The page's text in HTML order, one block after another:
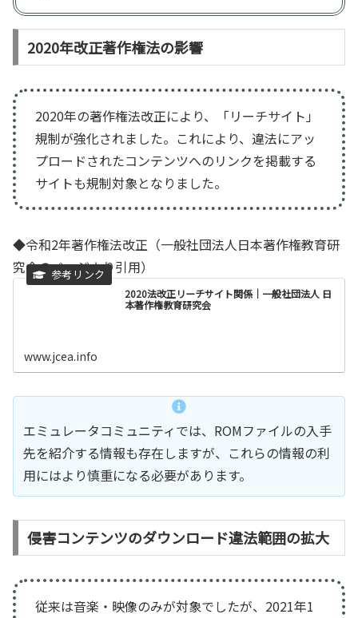
2020年改正著作権法の影響
2020年の著作権法改正により、「リーチサイト」
規制が強化されました。これにより、違法にアッ
プロードされたコンテンツへのリンクを掲載する
サイトも規制対象となりました。
◆令和2年著作権法改正（一般社団法人日本著作権教育研
究会のページより引用）
2020法改正リーチサイト関係｜一般社団法人 日
本著作権教育研究会
www.jcea.info
エミュレータコミュニティでは、ROMファイルの入手
先を紹介する情報も存在しますが、これらの情報の利
用にはより慎重になる必要があります。
侵害コンテンツのダウンロード違法範囲の拡大
従来は音楽・映像のみが対象でしたが、2021年1